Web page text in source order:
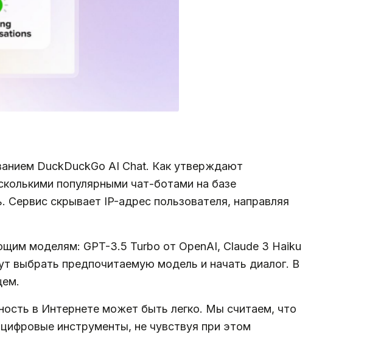
DuckDuckGo AI Chat. Как утверждают
популярными чат-ботами на базе
Сервис скрывает IP-адрес пользователя, направляя
моделям: GPT-3.5 Turbo от OpenAI, Claude 3 Haiku
выбрать предпочитаемую модель и начать диалог. В
в Интернете может быть легко. Мы считаем, что
инструменты, не чувствуя при этом